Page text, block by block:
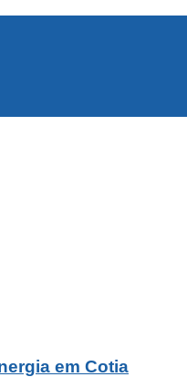
em Cotia